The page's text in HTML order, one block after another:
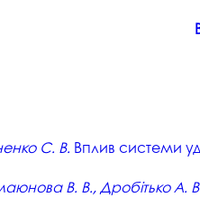
Вчена рада
Коледжі
Бібліотека
С. В. Вплив системи
В. В., Дробітько А.